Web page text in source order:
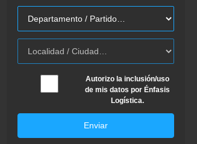
Autorizo la inclusión/uso
de mis datos por Énfasis
Logística.
Enviar